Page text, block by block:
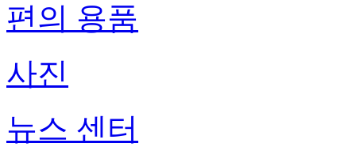
편의 용품
사진
뉴스 센터